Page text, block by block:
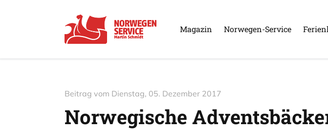
Magazin Norwegen-Service
Beitrag vom Dienstag, 05. Dezember 2017
Norwegische